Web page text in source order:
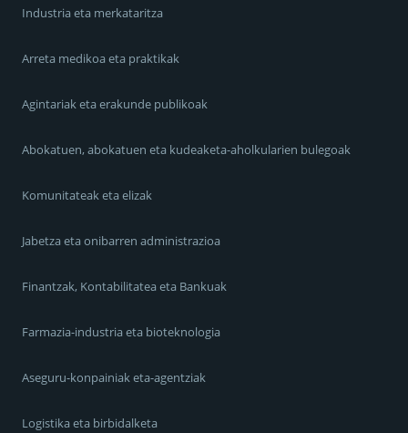
Industria eta merkataritza
Arreta medikoa eta praktikak
Agintariak eta erakunde publikoak
Abokatuen, abokatuen eta kudeaketa-aholkularien bulegoak
Komunitateak eta elizak
Jabetza eta onibarren administrazioa
Finantzak, Kontabilitatea eta Bankuak
Farmazia-industria eta bioteknologia
Aseguru-konpainiak eta-agentziak
Logistika eta birbidalketa